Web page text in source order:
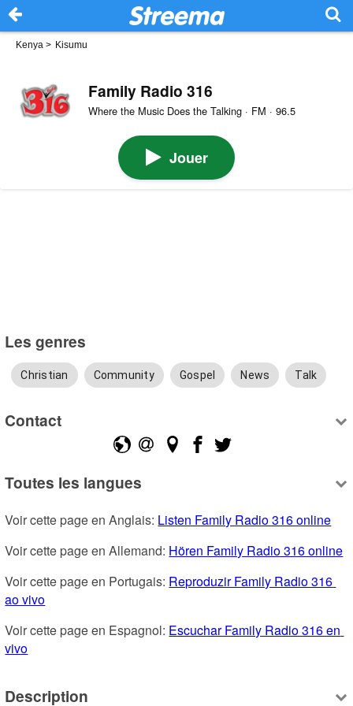
Kenya > Kisumu
Family Radio 316
Where the Music Does the Talking · FM · 96.5
Jouer
Les genres
Christian Community Gospel News Talk
Contact
Toutes les langues
Voir cette page en Anglais: Listen Family Radio 316 online
Voir cette page en Allemand: Hören Family Radio 316 online
Voir cette page en Portugais: Reproduzir Family Radio 316
ao vivo
Voir cette page en Espagnol: Escuchar Family Radio 316 en
vivo
Description